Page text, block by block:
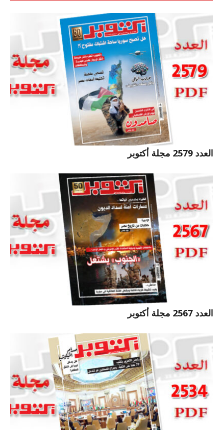
العدد 2579 مجلة أكتوبر
العدد 2567 مجلة أكتوبر